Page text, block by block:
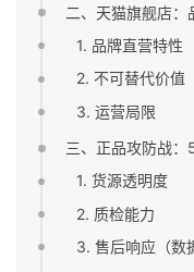
二、天猫旗舰店：
1. 品牌直营特性
2. 不可替代价值
3. 运营局限
三、正品攻防战：
1. 货源透明度
2. 质检能力
3. 售后响应（数